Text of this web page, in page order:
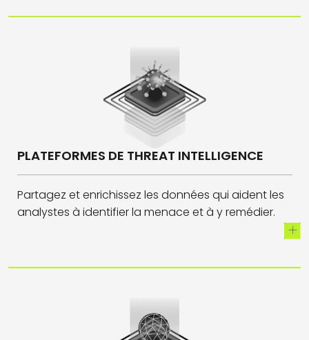
PLATEFORMES DE THREAT INTELLIGENCE
Partagez et enrichissez les données qui aident les
analystes à identifier la menace et à y remédier.